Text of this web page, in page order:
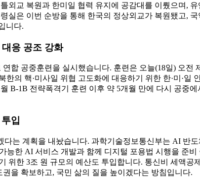
외교 복원과 한미일 협력 유지에 공감대를 이뤘으며,
실은 이번 순방을 통해 한국의 정상외교가 복원됐고,
니다.
응 공조 강화
합 공중훈련을 실시했습니다. 훈련은 오늘(18일) 오
의 핵·미사일 위협 고도화에 대응하기 위한 한·미·
B-1B 전략폭격기 훈련 이후 약 5개월 만에 다시 공중
입
는 계획을 내놨습니다. 과학기술정보통신부는 AI 반
한 AI 서비스 개발과 함께 디지털 포용법 시행을 준
한 3조 원 규모의 예산도 투입합니다. 통신비 세액공
을 확보하고, 국민 삶의 질을 높이겠다는 방침입니다.